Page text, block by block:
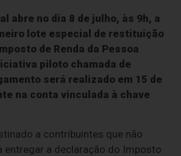
abre no dia 8 de julho, às 9h, a
lote especial de restituição
de Renda da Pessoa
piloto chamada de
será realizado em 15 de
na conta vinculada à chave
a contribuintes que não
entregar a declaração do Imposto